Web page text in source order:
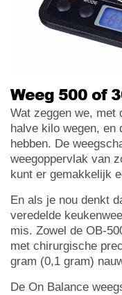
Weeg 500 of
Wat zeggen we, met
halve kilo wegen, en
hebben. De
weegoppervlak van
kunt er gemakkelijk
En als je nou denkt
veredelde
mis. Zowel de OB-
met chirurgische
gram (0,1 gram)
De On Balance